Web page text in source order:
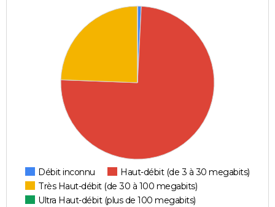
Débit inconnu
Haut-débit (de 3 à 30 megabits)
Très Haut-débit (de 30 à 100 megabits)
Ultra Haut-débit (plus de 100 megabits)